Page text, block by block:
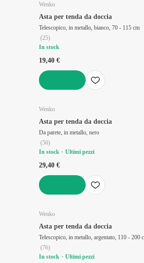
Wenko
Asta per tenda da doccia
Telescopico, in metallo, bianco, 70 - 115 cm
(25)
In stock
19,40 €
Wenko
Asta per tenda da doccia
Da parete, in metallo, nero
(56)
In stock
Ultimi pezzi
29,40 €
Wenko
Asta per tenda da doccia
Telescopico, in metallo, argentato, 110 - 200
(76)
In stock
Ultimi pezzi